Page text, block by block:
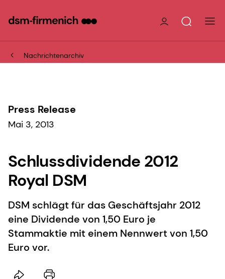
Nachrichtenarchiv
Press Release
Mai 3, 2013
Schlussdividende 2012
Royal DSM
DSM schlägt für das Geschäftsjahr 2012
eine Dividende von 1,50 Euro je
Stammaktie mit einem Nennwert von 1,50
Euro vor.